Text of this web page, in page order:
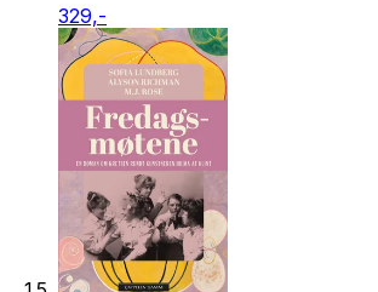
329,-